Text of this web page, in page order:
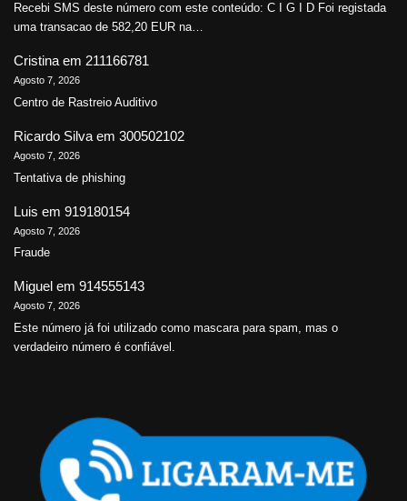
Recebi SMS deste número com este conteúdo: C I G I D Foi registada
uma transacao de 582,20 EUR na…
Cristina em 211166781
Agosto 7, 2026
Centro de Rastreio Auditivo
Ricardo Silva em 300502102
Agosto 7, 2026
Tentativa de phishing
Luis em 919180154
Agosto 7, 2026
Fraude
Miguel em 914555143
Agosto 7, 2026
Este número já foi utilizado como mascara para spam, mas o
verdadeiro número é confiável.